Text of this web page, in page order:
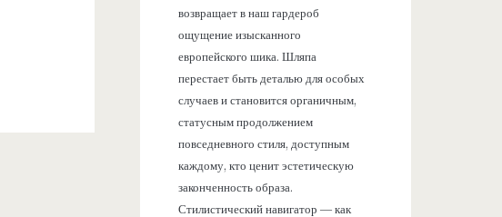
возвращает в наш гардероб
ощущение изысканного
европейского шика. Шляпа
перестает быть деталью для особых
случаев и становится органичным,
статусным продолжением
повседневного стиля, доступным
каждому, кто ценит эстетическую
законченность образа.
Стилистический навигатор — как